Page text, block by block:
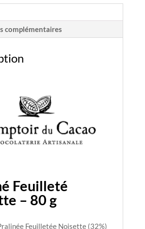
complémentaires
Feuilleté
– 80 g
Feuilletée Noisette (32%)